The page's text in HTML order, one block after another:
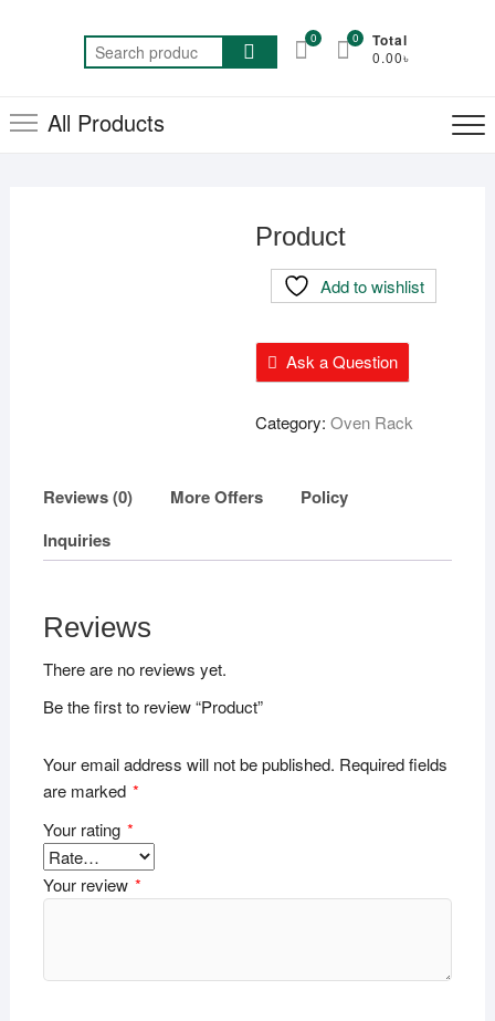
Search
for:
0 Total
0.00৳
0
All Products
Product
Add to wishlist
Ask a Question
Category:Oven Rack
Reviews (0) More Offers
Policy
Inquiries
Reviews
There are no reviews yet.
Be the first to review “Product”
Your email address will not be published. Required fields
are marked *
Your rating *
Your review *